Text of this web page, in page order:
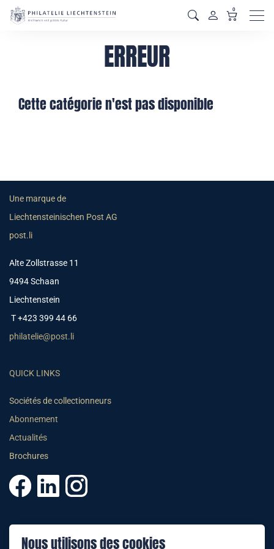
Nous utilisons des cookies
0
ERREUR
Cette catégorie n'est pas disponible
Une marque de
Liechtensteinischen Post AG
post.li
Alte Zollstrasse 11
9494 Schaan
Liechtenstein
T +423 399 44 66
philatelie@post.li
QUICK LINKS
Sociétés de collectionneurs
Abonnement
Actualités
Brochures
© 2025 PHILATELIE LIECHTENSTEIN